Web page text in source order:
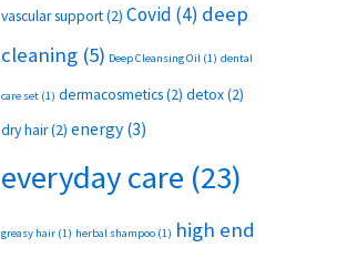
vascular support(2) Covid (4) deep
cleaning (5) Deep Cleansing Oil (1) dental
care set (1) dermacosmetics(2) detox(2)
dry hair(2) energy (3)
everyday care (23)
greasy hair (1) herbal shampoo (1) high end